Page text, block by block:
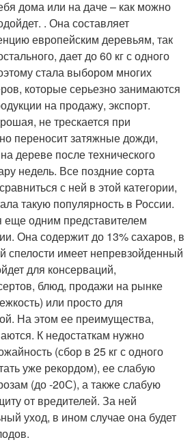
дома или на даче – как можно
. Она составляет
европейским деревьям, так
дает до 60 кг с одного
стала выбором многих
которые серьезно занимаются
на продажу, экспорт.
не трескается при
переносит затяжные дожди,
дереве после технического
недель. Все поздние сорта
с ней в этой категории,
такую популярность в России.
одним представителем
Она содержит до 13% сахаров, в
спелости имеет непревзойденный
для консерваций,
блюд, продажи на рынке
или просто для
На этом ее преимущества,
К недостаткам нужно
(сбор в 25 кг с одного
уже рекордом), ее слабую
(до -20С), а также слабую
от вредителей. За ней
уход, в ином случае она будет